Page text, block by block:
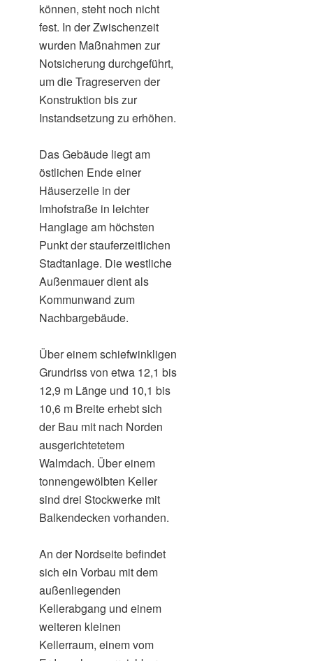
können, steht noch nicht
fest. In der Zwischenzeit
wurden Maßnahmen zur
Notsicherung durchgeführt,
um die Tragreserven der
Konstruktion bis zur
Instandsetzung zu erhöhen.
Das Gebäude liegt am
östlichen Ende einer
Häuserzeile in der
Imhofstraße in leichter
Hanglage am höchsten
Punkt der stauferzeitlichen
Stadtanlage. Die westliche
Außenmauer dient als
Kommunwand zum
Nachbargebäude.
Über einem schiefwinkligen
Grundriss von etwa 12,1 bis
12,9 m Länge und 10,1 bis
10,6 m Breite erhebt sich
der Bau mit nach Norden
ausgerichtetetem
Walmdach. Über einem
tonnengewölbten Keller
sind drei Stockwerke mit
Balkendecken vorhanden.
An der Nordseite befindet
sich ein Vorbau mit dem
außenliegenden
Kellerabgang und einem
weiteren kleinen
Kellerraum, einem vom